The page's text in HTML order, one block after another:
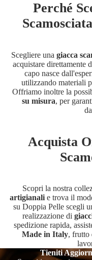
Perché
Scegliere una giacca
acquistare direttamente
capo nasce
utilizzando materiali
Offriamo inoltre la
su misura, per
Acquista
Scopri la nostra
artigianalie trova il
su Doppia Pelle scegli
realizzazione di
spedizione rapida,
Made in Italy, frutto
Tieniti